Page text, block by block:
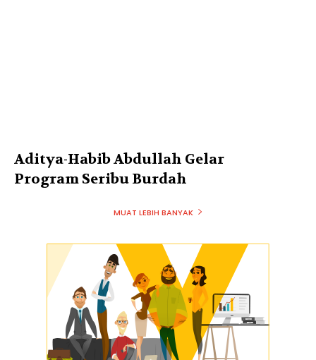
Aditya-Habib Abdullah Gelar
Program Seribu Burdah
MUAT LEBIH BANYAK